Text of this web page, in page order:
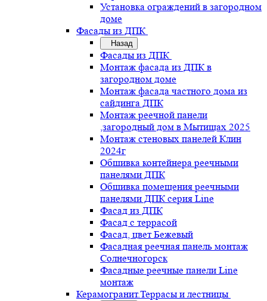
Установка ограждений в загородном
доме
Фасады из ДПК
Назад
Фасады из ДПК
Монтаж фасада из ДПК в
загородном доме
Монтаж фасада частного дома из
сайдинга ДПК
Монтаж реечной панели
,загородный дом в Мытищах 2025
Монтаж стеновых панелей Клин
2024г
Обшивка контейнера реечными
панелями ДПК
Обшивка помещения реечными
панелями ДПК серия Line
Фасад из ДПК
Фасад с террасой
Фасад, цвет Бежевый
Фасадная реечная панель монтаж
Солнечногорск
Фасадные реечные панели Line
монтаж
Керамогранит.Террасы и лестницы